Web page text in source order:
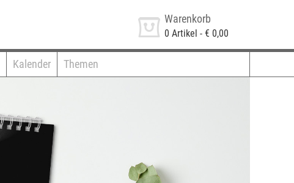
Warenkorb
0 Artikel - € 0,00
Kalender Themen